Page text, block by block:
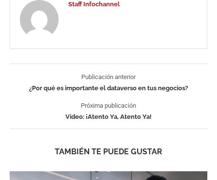
Staff Infochannel
Publicación anterior
¿Por qué es importante el dataverso en tus negocios?
Próxima publicación
Video: ¡Atento Ya, Atento Ya!
TAMBIÉN TE PUEDE GUSTAR